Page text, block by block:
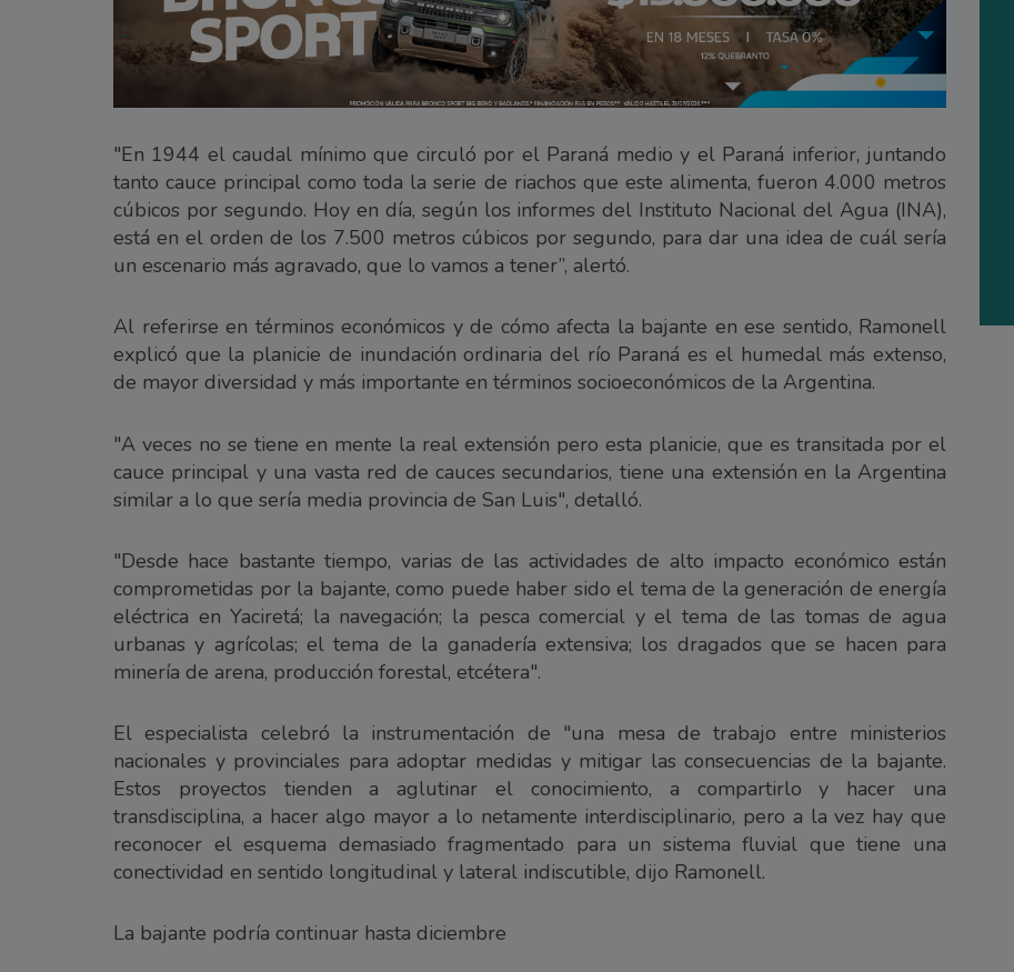
"En 1944 el caudal mínimo que circuló por el Paraná medio y el Paraná inferior, juntando
tanto cauce principal como toda la serie de riachos que este alimenta, fueron 4.000 metros
cúbicos por segundo. Hoy en día, según los informes del Instituto Nacional del Agua (INA),
está en el orden de los 7.500 metros cúbicos por segundo, para dar una idea de cuál sería
un escenario más agravado, que lo vamos a tener”, alertó.
Al referirse en términos económicos y de cómo afecta la bajante en ese sentido, Ramonell
explicó que la planicie de inundación ordinaria del río Paraná es el humedal más extenso,
de mayor diversidad y más importante en términos socioeconómicos de la Argentina.
"A veces no se tiene en mente la real extensión pero esta planicie, que es transitada por el
cauce principal y una vasta red de cauces secundarios, tiene una extensión en la Argentina
similar a lo que sería media provincia de San Luis", detalló.
"Desde hace bastante tiempo, varias de las actividades de alto impacto económico están
comprometidas por la bajante, como puede haber sido el tema de la generación de energía
eléctrica en Yaciretá; la navegación; la pesca comercial y el tema de las tomas de agua
urbanas y agrícolas; el tema de la ganadería extensiva; los dragados que se hacen para
minería de arena, producción forestal, etcétera".
El especialista celebró la instrumentación de "una mesa de trabajo entre ministerios
nacionales y provinciales para adoptar medidas y mitigar las consecuencias de la bajante.
Estos proyectos tienden a aglutinar el conocimiento, a compartirlo y hacer una
transdisciplina, a hacer algo mayor a lo netamente interdisciplinario, pero a la vez hay que
reconocer el esquema demasiado fragmentado para un sistema fluvial que tiene una
conectividad en sentido longitudinal y lateral indiscutible, dijo Ramonell.
La bajante podría continuar hasta diciembre